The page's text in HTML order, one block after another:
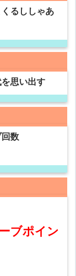
るししゃあ
思い出す
数
ブポイン